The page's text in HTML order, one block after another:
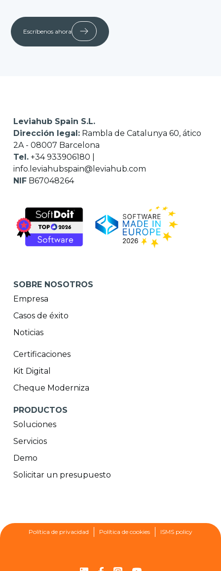
Escríbenos ahora
Leviahub Spain S.L.
Dirección legal: Rambla de Catalunya 60, ático
2A - 08007 Barcelona
Tel. +34 933906180
info.leviahubspain@leviahub.com
NIF B67048264
SOBRE NOSOTROS
Empresa
Casos de éxito
Noticias
Certificaciones
Kit Digital
Cheque Moderniza
PRODUCTOS
Soluciones
Servicios
Demo
Solicitar un presupuesto
Política de privacidad Política de cookies ISMS policy